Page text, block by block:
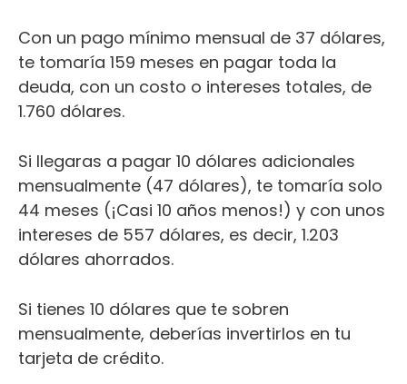
Con un pago mínimo mensual de 37 dólares,
te tomaría 159 meses en pagar toda la
deuda, con un costo o intereses totales, de
1.760 dólares.
Si llegaras a pagar 10 dólares adicionales
mensualmente (47 dólares), te tomaría solo
44 meses (¡Casi 10 años menos!) y con unos
intereses de 557 dólares, es decir, 1.203
dólares ahorrados.
Si tienes 10 dólares que te sobren
mensualmente, deberías invertirlos en tu
tarjeta de crédito.